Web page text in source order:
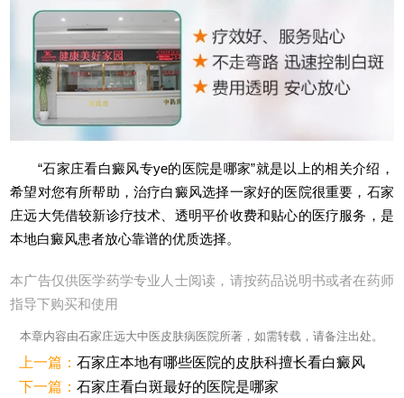
“石家庄看白癜风专ye的医院是哪家”就是以上的相关介绍，
希望对您有所帮助，治疗白癜风选择一家好的医院很重要，石家
庄远大凭借较新诊疗技术、透明平价收费和贴心的医疗服务，是
本地白癜风患者放心靠谱的优质选择。
本广告仅供医学药学专业人士阅读，请按药品说明书或者在药师
指导下购买和使用
本章内容由石家庄远大中医皮肤病医院所著，如需转载，请备注出处。
上一篇：石家庄本地有哪些医院的皮肤科擅长看白癜风
下一篇：石家庄看白斑最好的医院是哪家